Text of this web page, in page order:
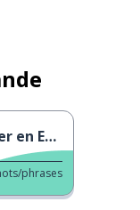
phrases